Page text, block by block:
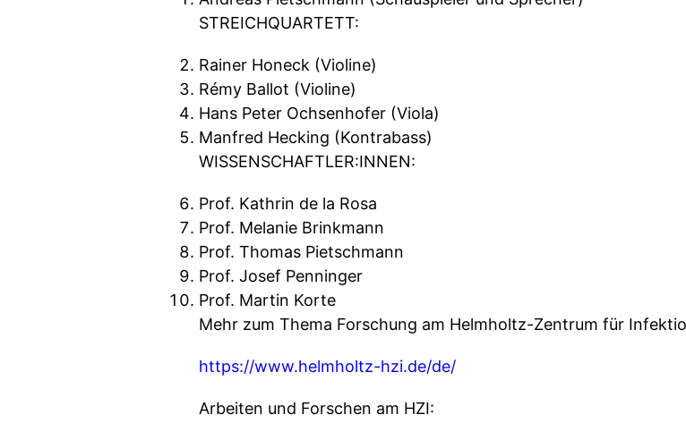
STREICHQUARTETT:
Rainer Honeck (Violine)
Rémy Ballot (Violine)
Hans Peter Ochsenhofer (Viola)
Manfred Hecking (Kontrabass)
WISSENSCHAFTLER:INNEN:
Prof. Kathrin de la Rosa
Prof. Melanie Brinkmann
Prof. Thomas Pietschmann
Prof. Josef Penninger
Prof. Martin Korte
Mehr zum Thema Forschung am Helmholtz-Zentrum für
https://www.helmholtz-hzi.de/de/
Arbeiten und Forschen am HZI: